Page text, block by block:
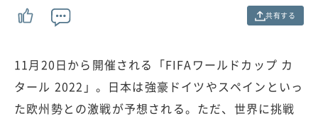
共有する
11月20日から開催される「FIFAワールドカップ カ
タール 2022」。日本は強豪ドイツやスペインといっ
た欧州勢との激戦が予想される。ただ、世界に挑戦